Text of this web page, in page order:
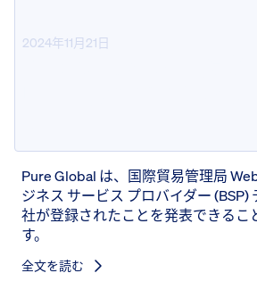
2024年11月21日
Pure Global は、国際貿易管理局
ジネス サービス プロバイダー (BSP)
社が登録されたことを発表できるこ
す。
全文を読む